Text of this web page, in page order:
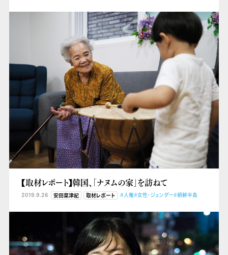
【取材レポート】韓国、「ナヌムの家」を訪ねて
2019.9.26 安田菜津紀 取材レポート #人権#女性・ジェンダー#朝鮮半島